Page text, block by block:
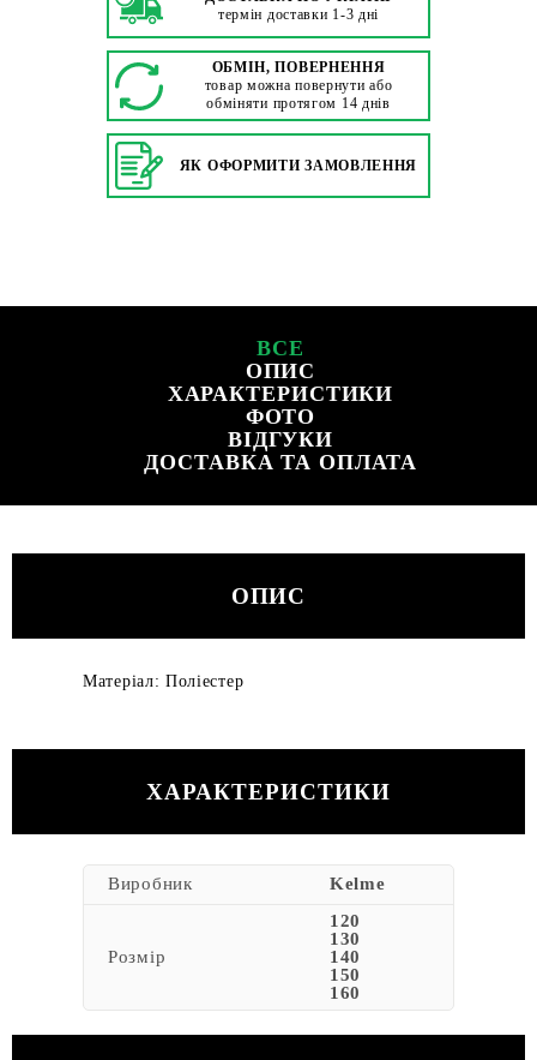
термін доставки 1-3 дні
ОБМІН, ПОВЕРНЕННЯ
товар можна повернути або
обміняти протягом 14 днів
ЯК ОФОРМИТИ ЗАМОВЛЕННЯ
ВСЕ
ОПИС
ХАРАКТЕРИСТИКИ
ФОТО
ВІДГУКИ
ДОСТАВКА ТА ОПЛАТА
ОПИС
Матеріал: Поліестер
ХАРАКТЕРИСТИКИ
Виробник Kelme
Розмір
120
130
140
150
160